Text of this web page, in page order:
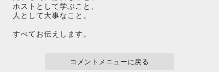
ホストとして学ぶこと、
人として大事なこと。
すべてお伝えします。
コメントメニューに戻る